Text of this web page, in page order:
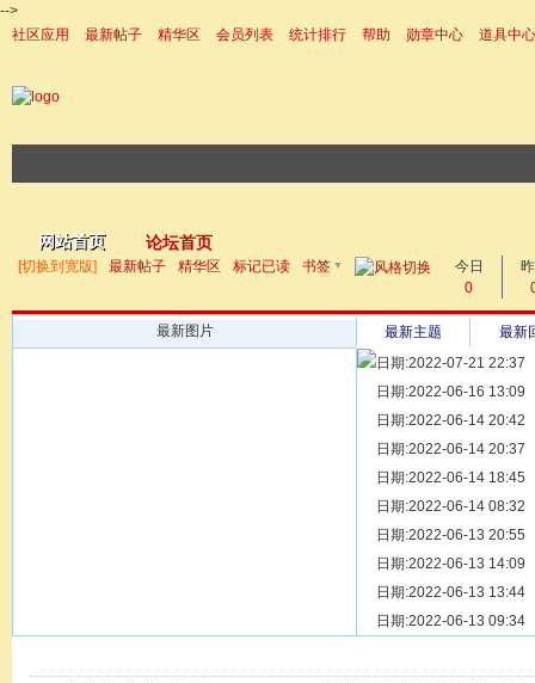
-->
社区应用
最新帖子 精华区 会员列表 统计排行 帮助 勋章中心
道具中心
网站首页 论坛首页
帖子
[切换到宽版] 最新帖子 精华区 标记已读 书签 ▼
今日
0
最新图片 最新主题
最新
日期:2022-07-21 22:37
[ 宗亲新闻 ] 同为宗亲，
日期:2022-06-16 13:09
[ 族谱知识 ] 漫话辈份
日期:2022-06-14 20:42
[ 族谱知识 ] 修族谱的用
日期:2022-06-14 20:37
[ 族谱知识 ] 一元等于多
日期:2022-06-14 18:45
[ 散文随笔 ] 写给远在天
日期:2022-06-14 08:32
[ 宗亲新闻 ] 关于“金鸡落
日期:2022-06-13 20:55
[ 庙堂宗祠 ] 洽礼祖祠
日期:2022-06-13 14:09
[ 庙堂宗祠 ] 京华胡氏二
日期:2022-06-13 13:44
[ 庙堂宗祠 ] 祖祠、家庙
日期:2022-06-13 09:34